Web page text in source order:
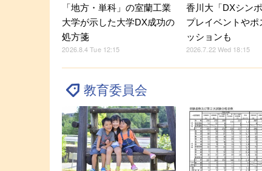
「地方・単科」の室蘭工業
大学が示した大学DX成功の
処方箋
2026.8.4 Tue 12:15
香川大「DXシンポ
プレイベントやポ
ッションも
2026.7.22 Wed 18:15
教育委員会